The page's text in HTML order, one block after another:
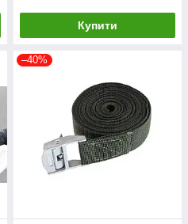
Купити
–40%